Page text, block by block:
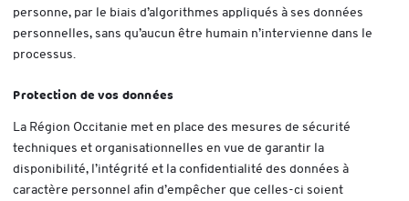
personne, par le biais d’algorithmes appliqués à ses données
personnelles, sans qu’aucun être humain n’intervienne dans le
processus.
Protection de vos données
La Région Occitanie met en place des mesures de sécurité
techniques et organisationnelles en vue de garantir la
disponibilité, l’intégrité et la confidentialité des données à
caractère personnel afin d’empêcher que celles-ci soient